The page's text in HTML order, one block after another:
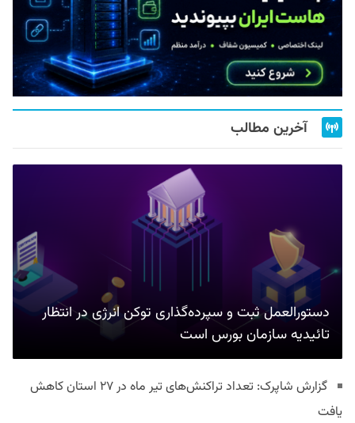
آخرین مطالب
دستورالعمل ثبت و سپرده‌گذاری توکن انرژی در انتظار
تائیدیه سازمان بورس است
گزارش شاپرک: تعداد تراکنش‌های تیر ماه در ۲۷ استان‌ کاهش
یافت